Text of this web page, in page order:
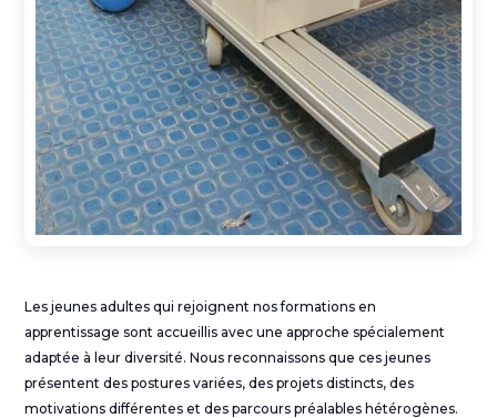
Les jeunes adultes qui rejoignent nos formations en
apprentissage sont accueillis avec une approche spécialement
adaptée à leur diversité. Nous reconnaissons que ces jeunes
présentent des postures variées, des projets distincts, des
motivations différentes et des parcours préalables hétérogènes.